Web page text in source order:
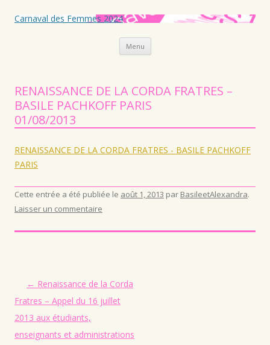
Carnaval des Femmes 2024
Menu Aller au contenu principal
RENAISSANCE DE LA CORDA FRATRES –
BASILE PACHKOFF PARIS
01/08/2013
RENAISSANCE DE LA CORDA FRATRES - BASILE PACHKOFF
PARIS
Cette entrée a été publiée le août 1, 2013 par BasileetAlexandra.
Laisser un commentaire
Navigation des articles
← Renaissance de la Corda
Fratres – Appel du 16 juillet
2013 aux étudiants,
enseignants et administrations